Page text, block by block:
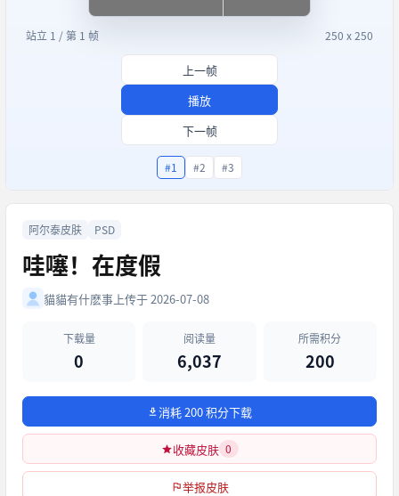
站立 1 / 第 1 帧 250 x 250
上一帧
播放
下一帧
#1 #2 #3
阿尔泰皮肤 PSD
哇噻！在度假
貓貓有什麽事 上传于 2026-07-08
下载量
0
阅读量
6,037
所需积分
200
消耗 200 积分下载
收藏皮肤 0
举报皮肤